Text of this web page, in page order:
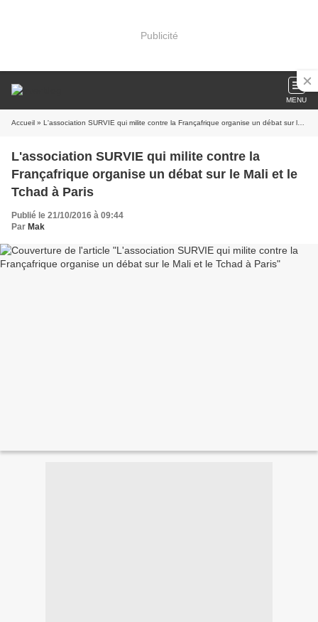
Publicité
MENU
Accueil » L'association SURVIE qui milite contre la Françafrique organise un débat sur le Mali et le Tchad à Paris
L'association SURVIE qui milite contre la
Françafrique organise un débat sur le Mali et le
Tchad à Paris
Publié le 21/10/2016 à 09:44
Par Mak